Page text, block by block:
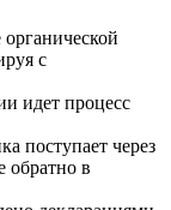
с
идет процесс
поступает через
обратно в